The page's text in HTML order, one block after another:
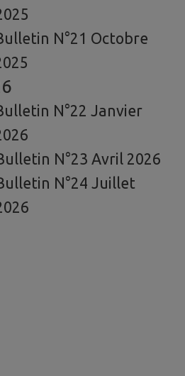
N°21 Octobre
N°22 Janvier
N°23 Avril 2026
N°24 Juillet